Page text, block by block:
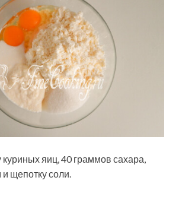
яиц, 40 граммов сахара,
щепотку соли.